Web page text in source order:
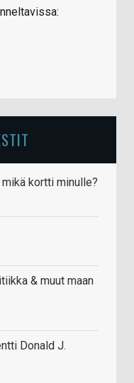
kortti minulle?
& muut maan
Donald J.